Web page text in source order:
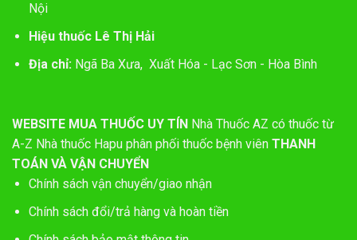
Nội
Hiệu thuốc Lê Thị Hải
Địa chỉ: Ngã Ba Xưa, Xuất Hóa - Lạc Sơn - Hòa Bình
WEBSITE MUA THUỐC UY TÍN Nhà Thuốc AZ có thuốc từ
A-Z Nhà thuốc Hapu phân phối thuốc bệnh viên THANH
TOÁN VÀ VẬN CHUYỂN
Chính sách vận chuyển/giao nhận
Chính sách đổi/trả hàng và hoàn tiền